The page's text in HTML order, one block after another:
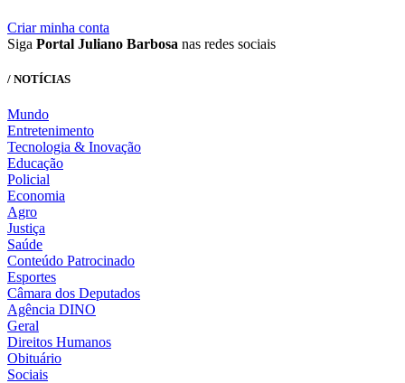
Criar minha conta
Siga Portal Juliano Barbosa nas redes sociais
/ NOTÍCIAS
Mundo
Entretenimento
Tecnologia & Inovação
Educação
Policial
Economia
Agro
Justiça
Saúde
Conteúdo Patrocinado
Esportes
Câmara dos Deputados
Agência DINO
Geral
Direitos Humanos
Obituário
Sociais